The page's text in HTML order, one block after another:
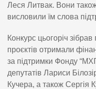
Леся Литвак. Вони
висловили їм слова
Конкурс цьогоріч
проєктів отримали
за підтримки Фонду
депутатів Лариси
Кучера, а також Сергія